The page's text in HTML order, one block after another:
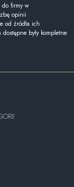
do firmy w
opinii
od źródła ich
były kompletne